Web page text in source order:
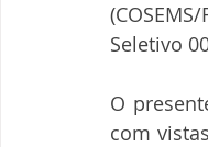
Seletivo
O
com